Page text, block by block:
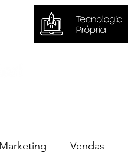
Marketing Vendas